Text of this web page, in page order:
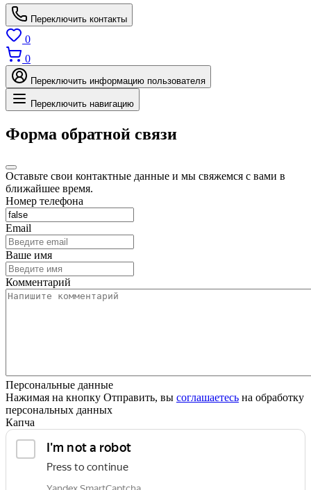
Переключить контакты
0
0
Переключить информацию пользователя
Переключить навигацию
Форма обратной связи
Оставьте свои контактные данные и мы свяжемся с вами в
ближайшее время.
Номер телефона
Email
Ваше имя
Комментарий
Персональные данные
Нажимая на кнопку Отправить, вы соглашаетесь на обработку
персональных данных
Капча